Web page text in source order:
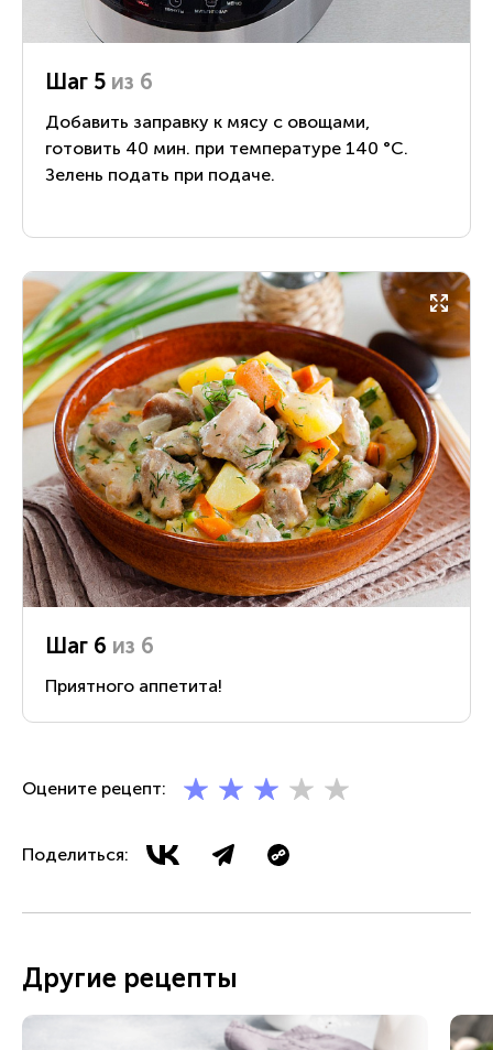
Шаг 5 из 6
Добавить заправку к мясу с овощами,
готовить 40 мин. при температуре 140 °С.
Зелень подать при подаче.
Шаг 6 из 6
Приятного аппетита!
Оцените рецепт:
Поделиться:
Другие рецепты